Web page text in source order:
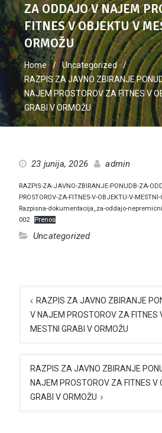
ZA ODDAJO V NAJEM
FITNES V OBJEKTU V
ORMOŽU
Home
Uncategorized
RAZPIS ZA JAVNO ZBIRANJE
NAJEM PROSTOROV ZA FITNES V
GRABI V ORMOŽU
23 junija, 2026 admin
RAZPIS-ZA-JAVNO-ZBIRANJE-PONUDB-ZA-
PROSTOROV-ZA-FITNES-V-OBJEKTU-V-
Razpisna-dokumentacija_za-oddajo-
002
Prenos
Uncategorized
prispevka
RAZPIS ZA JAVNO ZBIRANJE
V NAJEM PROSTOROV ZA FITNES
MESTNI GRABI V ORMOŽU
RAZPIS ZA JAVNO ZBIRANJE
NAJEM PROSTOROV ZA FITNES V
GRABI V ORMOŽU